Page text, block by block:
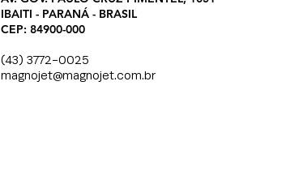
IBAITI - PARANÁ - BRASIL
CEP: 84900-000
(43) 3772-0025
magnojet@magnojet.com.br